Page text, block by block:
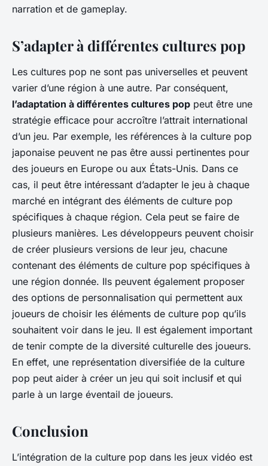
narration et de gameplay.
S’adapter à différentes cultures pop
Les cultures pop ne sont pas universelles et peuvent
varier d’une région à une autre. Par conséquent,
l’adaptation à différentes cultures pop peut être une
stratégie efficace pour accroître l’attrait international
d’un jeu. Par exemple, les références à la culture pop
japonaise peuvent ne pas être aussi pertinentes pour
des joueurs en Europe ou aux États-Unis. Dans ce
cas, il peut être intéressant d’adapter le jeu à chaque
marché en intégrant des éléments de culture pop
spécifiques à chaque région. Cela peut se faire de
plusieurs manières. Les développeurs peuvent choisir
de créer plusieurs versions de leur jeu, chacune
contenant des éléments de culture pop spécifiques à
une région donnée. Ils peuvent également proposer
des options de personnalisation qui permettent aux
joueurs de choisir les éléments de culture pop qu’ils
souhaitent voir dans le jeu. Il est également important
de tenir compte de la diversité culturelle des joueurs.
En effet, une représentation diversifiée de la culture
pop peut aider à créer un jeu qui soit inclusif et qui
parle à un large éventail de joueurs.
Conclusion
L’intégration de la culture pop dans les jeux vidéo est